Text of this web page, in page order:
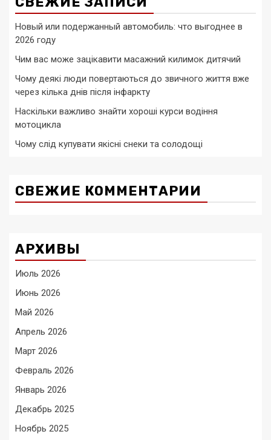
Новый или подержанный автомобиль: что выгоднее в
2026 году
Чим вас може зацікавити масажний килимок дитячий
Чому деякі люди повертаються до звичного життя вже
через кілька днів після інфаркту
Наскільки важливо знайти хороші курси водіння
мотоцикла
Чому слід купувати якісні снеки та солодощі
СВЕЖИЕ КОММЕНТАРИИ
АРХИВЫ
Июль 2026
Июнь 2026
Май 2026
Апрель 2026
Март 2026
Февраль 2026
Январь 2026
Декабрь 2025
Ноябрь 2025